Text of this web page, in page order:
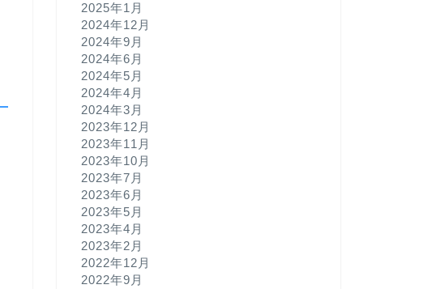
2025年1月
2024年12月
2024年9月
2024年6月
2024年5月
2024年4月
2024年3月
2023年12月
2023年11月
2023年10月
2023年7月
2023年6月
2023年5月
2023年4月
2023年2月
2022年12月
2022年9月